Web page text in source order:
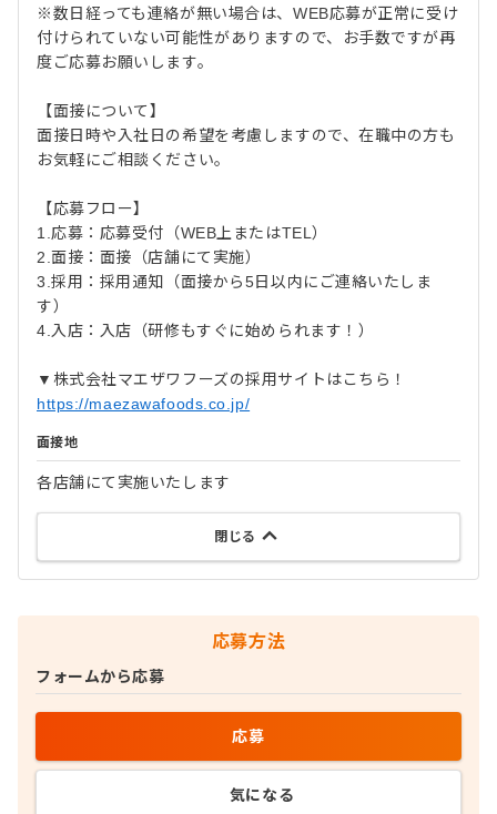
※数日経っても連絡が無い場合は、WEB応募が正常に受け
付けられていない可能性がありますので、お手数ですが再
度ご応募お願いします。
【面接について】
面接日時や入社日の希望を考慮しますので、在職中の方も
お気軽にご相談ください。
【応募フロー】
1.応募：応募受付（WEB上またはTEL）
2.面接：面接（店舗にて実施）
3.採用：採用通知（面接から5日以内にご連絡いたしま
す）
4.入店：入店（研修もすぐに始められます！）
▼株式会社マエザワフーズの採用サイトはこちら！
https://maezawafoods.co.jp/
面接地
各店舗にて実施いたします
閉じる
応募方法
フォームから応募
応募
気になる